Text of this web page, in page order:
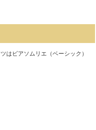
はビアソムリエ（ベーシック）